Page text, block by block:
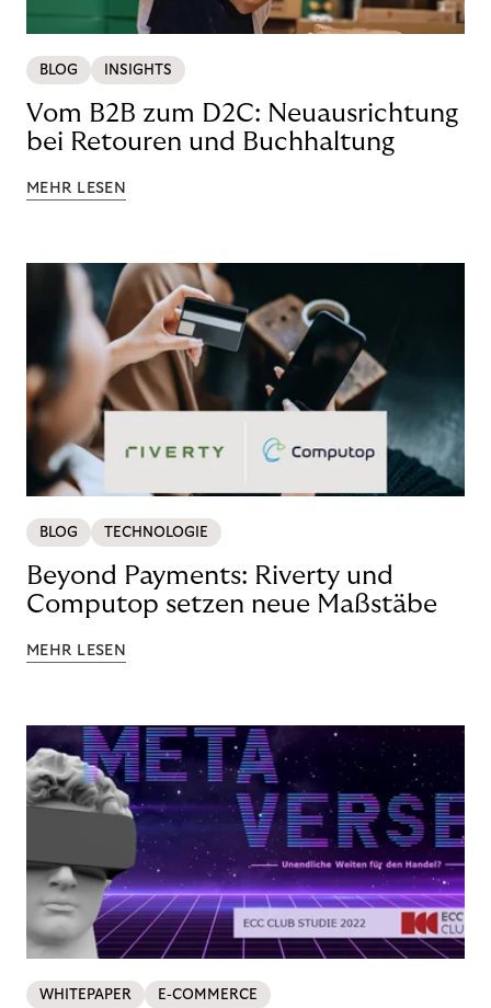
BLOG INSIGHTS
Vom B2B zum D2C: Neuausrichtung
bei Retouren und Buchhaltung
MEHR LESEN
BLOG TECHNOLOGIE
Beyond Payments: Riverty und
Computop setzen neue Maßstäbe
MEHR LESEN
WHITEPAPER E-COMMERCE